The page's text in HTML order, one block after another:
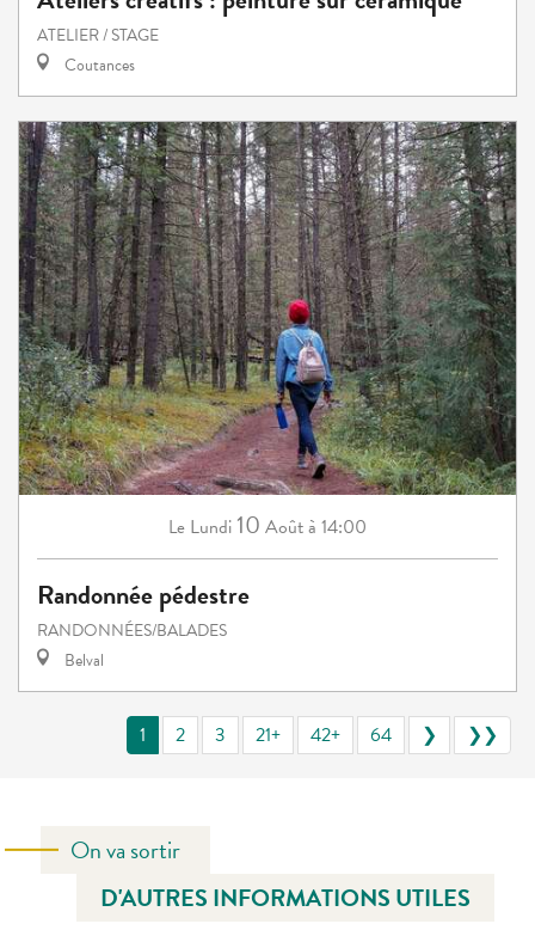
ATELIER / STAGE
Coutances
Le Lundi 10 Aoûtà 14:00
Randonnée pédestre
RANDONNÉES/BALADES
Belval
1 2 3 21+ 42+ 64 ❯ ❯❯
On va sortir
D'AUTRES INFORMATIONS UTILES